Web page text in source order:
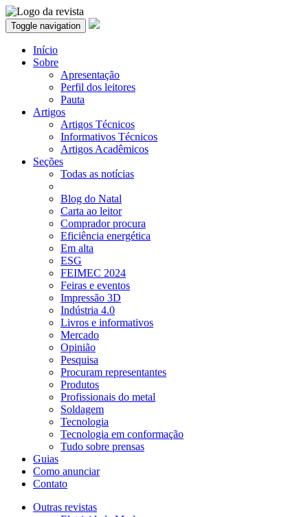
Toggle navigation
Início
Sobre
Apresentação
Perfil dos leitores
Pauta
Artigos
Artigos Técnicos
Informativos Técnicos
Artigos Acadêmicos
Seções
Todas as notícias
Blog do Natal
Carta ao leitor
Comprador procura
Eficiência energética
Em alta
ESG
FEIMEC 2024
Feiras e eventos
Impressão 3D
Indústria 4.0
Livros e informativos
Mercado
Opinião
Pesquisa
Procuram representantes
Produtos
Profissionais do metal
Soldagem
Tecnologia
Tecnologia em conformação
Tudo sobre prensas
Guias
Como anunciar
Contato
Outras revistas